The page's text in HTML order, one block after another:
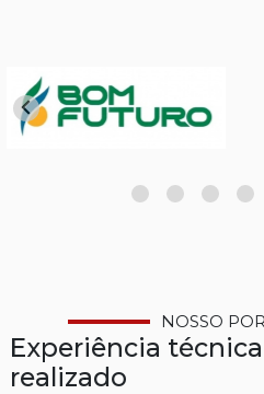
NOSSO
Experiência
realizado